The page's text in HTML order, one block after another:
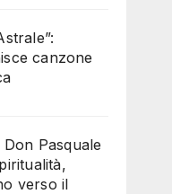
canzone
Pasquale
verso il